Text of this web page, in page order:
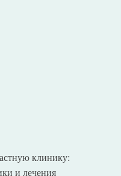
клинику:
и лечения